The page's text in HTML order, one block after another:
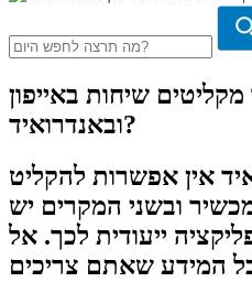
שיחות באייפון
ובאנדרואיד?
אין אפשרות להקליט
ובשני המקרים יש
ייעודית לכך. אל
המידע שאתם צריכים